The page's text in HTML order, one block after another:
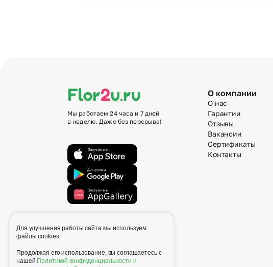
Мы работаем 24 часа и 7 дней
в неделю. Даже без перерыва!
О компании
О нас
Гарантии
Отзывы
Вакансии
Сертификаты
Контакты
Для улучшения работы сайта мы используем
файлы cookies.
Продолжая его использование, вы соглашаетесь с
нашей Политикой конфиденциальности и